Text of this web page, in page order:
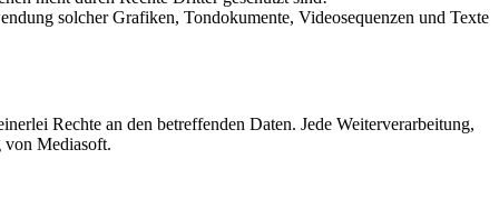
solcher Grafiken, Tondokumente, Videosequenzen und Texte
Rechte an den betreffenden Daten. Jede Weiterverarbeitung,
von Mediasoft.